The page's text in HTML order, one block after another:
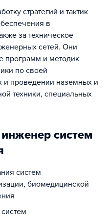
стратегий и тактик
в
за техническое
сетей. Они
программ и методик
по своей
и проведении наземных и
техники, специальных
систем
систем
биомедицинской